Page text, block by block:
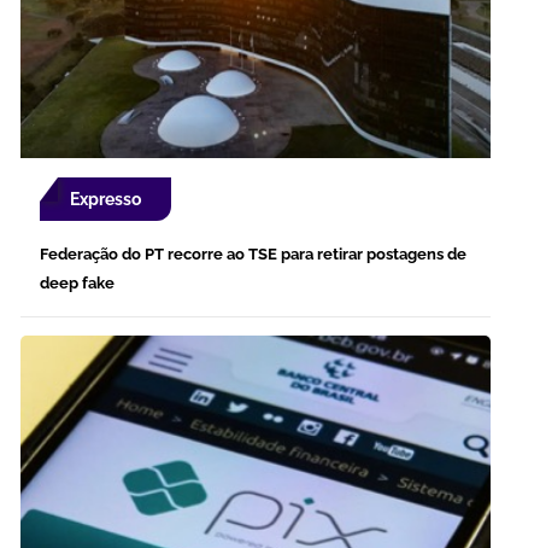
Expresso
Federação do PT recorre ao TSE para retirar postagens de
deep fake